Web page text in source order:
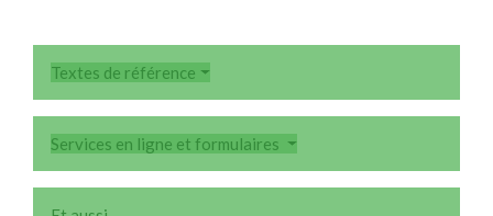
Textes de référence
Services en ligne et formulaires